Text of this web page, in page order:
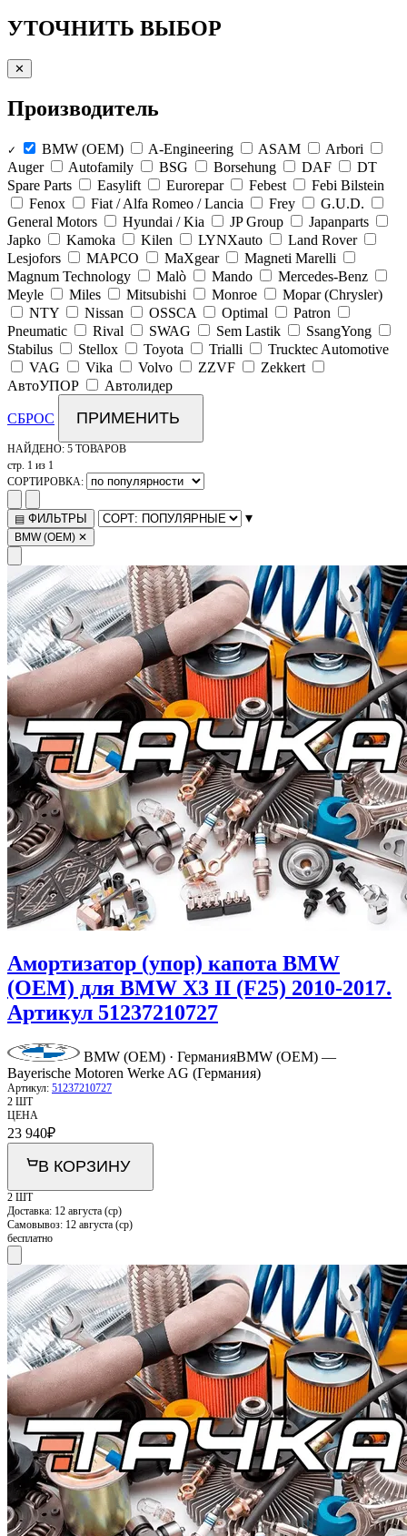
УТОЧНИТЬ ВЫБОР
✕
Производитель
✓ BMW (OEM) A-Engineering ASAM
Arbori
Auger
Autofamily BSG Borsehung DAF
DT
Spare Parts
Easylift Eurorepar Febest
Febi Bilstein
Fenox
Fiat / Alfa Romeo / Lancia Frey
G.U.D.
General Motors
Hyundai / Kia JP Group
Japanparts
Japko
Kamoka Kilen LYNXauto
Land Rover
Lesjofors
MAPCO MaXgear
Magneti Marelli
Magnum Technology
Malò Mando
Mercedes-Benz
Meyle
Miles Mitsubishi Monroe
Mopar (Chrysler)
NTY
Nissan OSSCA Optimal
Patron
Pneumatic
Rival SWAG Sem Lastik
SsangYong
Stabilus
Stellox Toyota Trialli
Trucktec Automotive
VAG
Vika Volvo ZZVF
Zekkert
АвтоУПОР
Автолидер
СБРОС ПРИМЕНИТЬ
НАЙДЕНО: 5 ТОВАРОВ
стр. 1 из 1
СОРТИРОВКА:
▤ ФИЛЬТРЫ ▾
BMW (OEM) ✕
Амортизатор (упор) капота BMW
(OEM) для BMW X3 II (F25) 2010-2017.
Артикул 51237210727
BMW (OEM) · ГерманияBMW (OEM) —
Bayerische Motoren Werke AG (Германия)
Артикул: 51237210727
2 ШТ
ЦЕНА
23 940₽
В КОРЗИНУ
2 ШТ
Доставка: 12 августа (ср)
Самовывоз: 12 августа (ср)
бесплатно